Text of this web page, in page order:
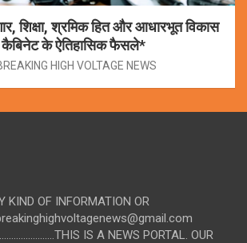
शिक्षा, श्रमिक हित और आधारभूत विकास
कैबिनेट के ऐतिहासिक फैसले*
HIGH VOLTAGE NEWS
KIND OF INFORMATION OR
IS A NEWS PORTAL. OUR